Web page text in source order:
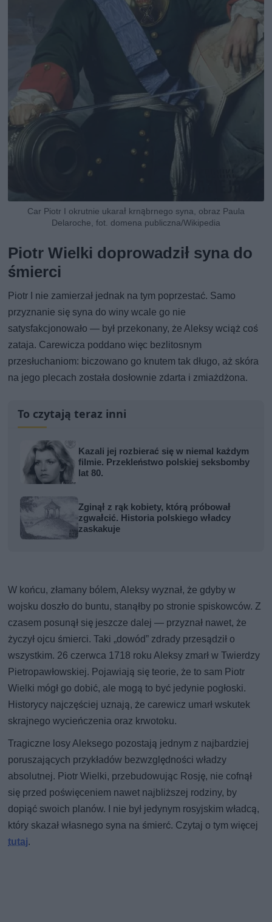
Car Piotr I okrutnie ukarał krnąbrnego syna, obraz Paula
Delaroche, fot. domena publiczna/Wikipedia
Piotr Wielki doprowadził syna do
śmierci
Piotr I nie zamierzał jednak na tym poprzestać. Samo
przyznanie się syna do winy wcale go nie
satysfakcjonowało — był przekonany, że Aleksy wciąż coś
zataja. Carewicza poddano więc bezlitosnym
przesłuchaniom: biczowano go knutem tak długo, aż skóra
na jego plecach została dosłownie zdarta i zmiażdżona.
To czytają teraz inni
Kazali jej rozbierać się w niemal każdym
filmie. Przekleństwo polskiej seksbomby
lat 80.
Zginął z rąk kobiety, którą próbował
zgwałcić. Historia polskiego władcy
zaskakuje
W końcu, złamany bólem, Aleksy wyznał, że gdyby w
wojsku doszło do buntu, stanąłby po stronie spiskowców. Z
czasem posunął się jeszcze dalej — przyznał nawet, że
życzył ojcu śmierci. Taki „dowód” zdrady przesądził o
wszystkim. 26 czerwca 1718 roku Aleksy zmarł w Twierdzy
Pietropawłowskiej. Pojawiają się teorie, że to sam Piotr
Wielki mógł go dobić, ale mogą to być jedynie pogłoski.
Historycy najczęściej uznają, że carewicz umarł wskutek
skrajnego wycieńczenia oraz krwotoku.
Tragiczne losy Aleksego pozostają jednym z najbardziej
poruszających przykładów bezwzględności władzy
absolutnej. Piotr Wielki, przebudowując Rosję, nie cofnął
się przed poświęceniem nawet najbliższej rodziny, by
dopiąć swoich planów. I nie był jedynym rosyjskim władcą,
który skazał własnego syna na śmierć. Czytaj o tym więcej
tutaj.